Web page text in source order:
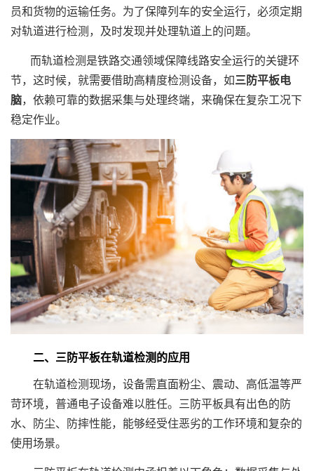
员和货物的运输任务。为了保障列车的安全运行，必须定期
对轨道进行检测，及时发现并处理轨道上的问题。
而轨道检测是铁路交通领域保障线路安全运行的关键环
节，这时候，就需要借助高精度检测设备，如三防平板电
脑，依赖可靠的数据采集与处理终端，来确保在复杂工况下
稳定作业。
二、三防平板在轨道检测的应用
在轨道检测现场，设备需直面粉尘、震动、高低温等严
苛环境，普通电子设备难以胜任。三防平板具有出色的防
水、防尘、防摔性能，能够经受住恶劣的工作环境和复杂的
使用场景。